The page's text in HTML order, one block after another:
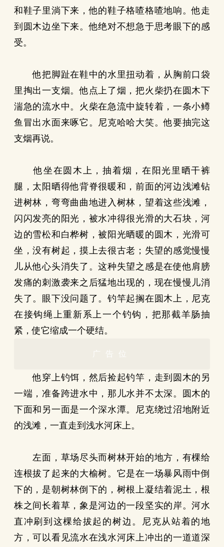
和鞋子里淌下来，他的鞋子格喳格喳地响。他走
到圆木边坐下来。他绝对不想急于思考眼下的感
受。
他把脚趾在鞋中的水里扭动着，从胸前口袋
里掏出一支烟。他点上了烟，把火柴扔在圆木下
湍急的流水中。火柴在急流中旋转着，一条小鳟
鱼冒出水面来啄它。尼克哈哈大笑。他要抽完这
支烟再说。
他坐在圆木上，抽着烟，在阳光里晒干裤
腿，太阳晒得他背脊很暖和，前面的河边浅滩钻
进树林，弯弯曲曲地进入树林，望着这些浅滩，
闪闪发亮的阳光，被水冲得很光滑的大石块，河
边的雪松和白桦树，被阳光晒暖的圆木，光滑可
坐，没有树起，摸上去很古老；失望的感觉慢慢
儿从他心头消失了。这种失望之感是在使他肩膀
发痛的刺激袭来之后猛地出现的，现在慢慢儿消
失了。眼下没问题了。钓竿起搁在圆木上，尼克
在接钩绳上重新系上一个钓钩，把那截羊肠抽
紧，使它缩成一个硬结。
广告位
他穿上钓饵，然后捡起钓竿，走到圆木的另
一端，准备跨进水中，那儿水并不太深。圆木的
下面和另一面是一个深水潭。尼克绕过沼地附近
的浅滩，一直走到浅水河床上。
左面，草场尽头而树林开始的地方，有棵给
连根拔了起来的大榆树。它是在一场暴风雨中倒
下的，是朝树林倒下的，树根上凝结着泥土，根
株之间长着草，象是河边的一段坚实的岸。河水
直冲刷到这棵给拔起的树边。尼克从站着的地
方，可以看见流水在浅水河床上冲出的一道道深